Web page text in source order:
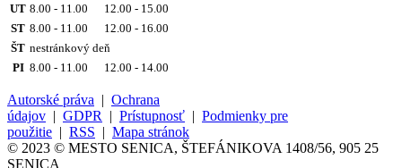
UT 8.00 - 11.00 12.00 - 15.00
ST 8.00 - 11.00 12.00 - 16.00
ŠT nestránkový deň
PI 8.00 - 11.00 12.00 - 14.00
Autorské práva | Ochrana
údajov | GDPR | Prístupnosť | Podmienky pre
použitie | RSS | Mapa stránok
© 2023 © MESTO SENICA, ŠTEFÁNIKOVA 1408/56, 905 25
SENICA